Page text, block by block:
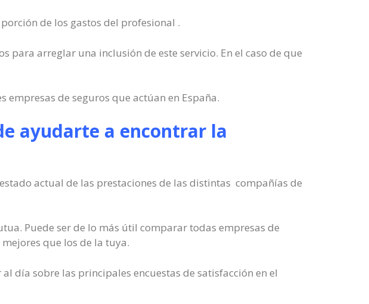
de los gastos del profesional .
para arreglar una inclusión de este servicio. En el caso de que
de seguros que actúan en España.
ayudarte a encontrar la
actual de las prestaciones de las distintas compañías de
Puede ser de lo más útil comparar todas empresas de
que los de la tuya.
día sobre las principales encuestas de satisfacción en el